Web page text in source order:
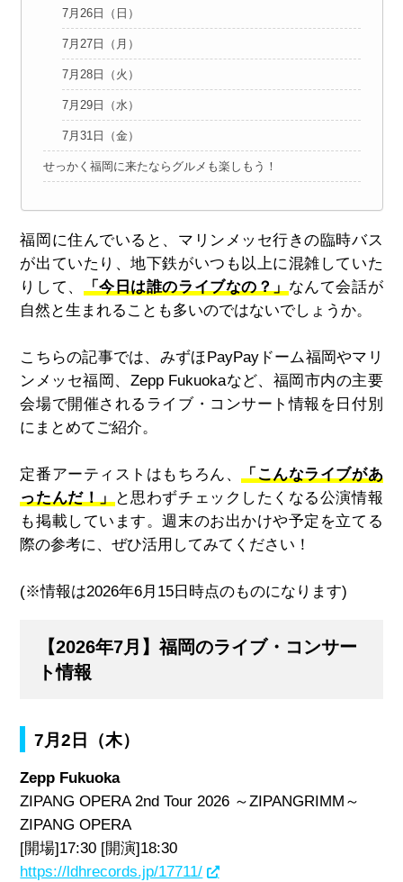
7月26日（日）
7月27日（月）
7月28日（火）
7月29日（水）
7月31日（金）
せっかく福岡に来たならグルメも楽しもう！
福岡に住んでいると、マリンメッセ行きの臨時バス
が出ていたり、地下鉄がいつも以上に混雑していた
りして、 「今日は誰のライブなの？」なんて会話が
自然と生まれることも多いのではないでしょうか。
こちらの記事では、みずほPayPayドーム福岡やマリ
ンメッセ福岡、Zepp Fukuokaなど、福岡市内の主要
会場で開催されるライブ・コンサート情報を日付別
にまとめてご紹介。
定番アーティストはもちろん、「こんなライブがあ
ったんだ！」と思わずチェックしたくなる公演情報
も掲載しています。週末のお出かけや予定を立てる
際の参考に、ぜひ活用してみてください！
(※情報は2026年6月15日時点のものになります)
【2026年7月】福岡のライブ・コンサー
ト情報
7月2日（木）
Zepp Fukuoka
ZIPANG OPERA 2nd Tour 2026 ～ZIPANGRIMM～
ZIPANG OPERA
[開場]17:30 [開演]18:30
https://ldhrecords.jp/17711/